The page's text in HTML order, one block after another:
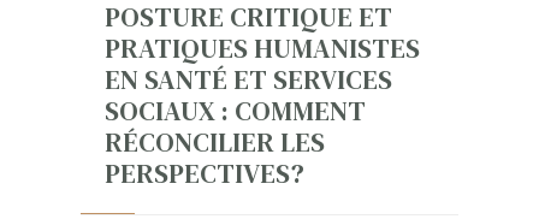
POSTURE CRITIQUE ET
PRATIQUES HUMANISTES
EN SANTÉ ET SERVICES
SOCIAUX : COMMENT
RÉCONCILIER LES
PERSPECTIVES?